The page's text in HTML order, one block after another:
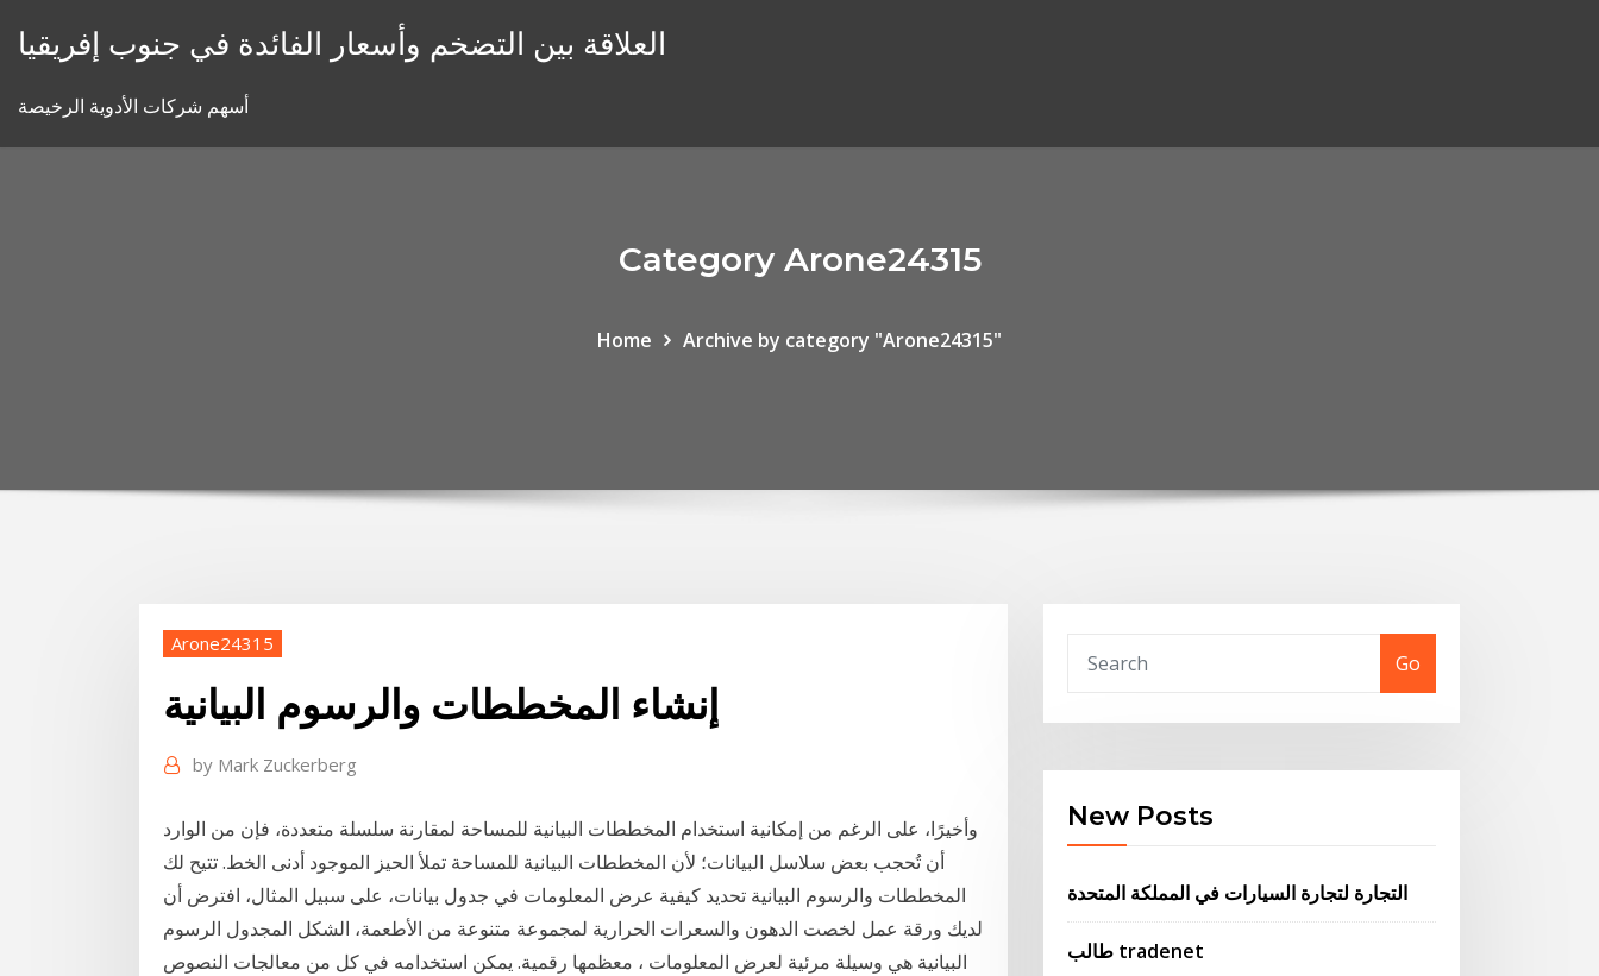
العلاقة بين التضخم وأسعار الفائدة في جنوب إفريقيا
أسهم شركات الأدوية الرخيصة
Category Arone24315
Home Archive by category "Arone24315"
Arone24315
إنشاء المخططات والرسوم البيانية
by Mark Zuckerberg
وأخيرًا، على الرغم من إمكانية استخدام المخططات البيانية للمساحة لمقارنة سلسلة متعددة، فإن من الوارد
أن تُحجب بعض سلاسل البيانات؛ لأن المخططات البيانية للمساحة تملأ الحيز الموجود أدنى الخط. تتيح لك
المخططات والرسوم البيانية تحديد كيفية عرض المعلومات في جدول بيانات، على سبيل المثال، افترض أن
لديك ورقة عمل لخصت الدهون والسعرات الحرارية لمجموعة متنوعة من الأطعمة، الشكل المجدول الرسوم
البيانية هي وسيلة مرئية لعرض المعلومات ، معظمها رقمية. يمكن استخدامه في كل من معالجات النصوص
Go
New Posts
التجارة لتجارة السيارات في المملكة المتحدة
طالب tradenet